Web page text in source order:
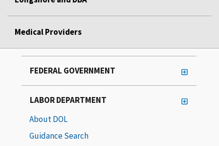
Medical Providers
FEDERAL GOVERNMENT
LABOR DEPARTMENT
About DOL
Guidance Search